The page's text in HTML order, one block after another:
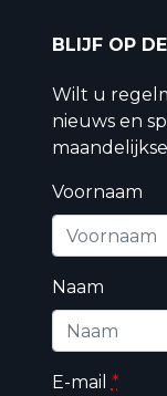
BLIJF OP
Wilt u
nieuws en
Voornaam
Naam
E-mail *